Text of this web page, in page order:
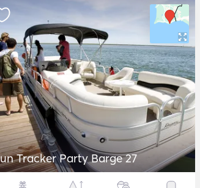
Tracker Party Barge 27